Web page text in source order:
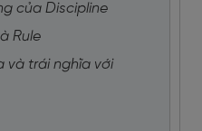
của Discipline
Rule
và trái nghĩa với